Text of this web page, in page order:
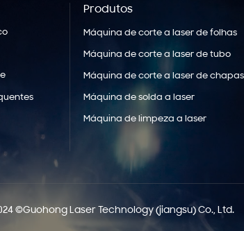
Produtos
Máquina de corte a laser de folhas
Máquina de corte a laser de tubo
Máquina de corte a laser de
Máquina de solda a laser
Máquina de limpeza a laser
©Guohong Laser Technology (jiangsu) Co., Ltd.